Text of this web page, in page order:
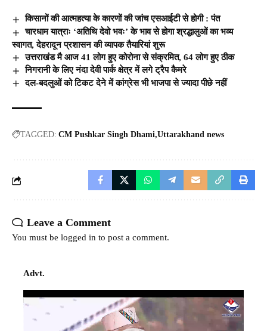
किसानों की आत्महत्या के कारणों की जांच एसआईटी से होगी : पंत
चारधाम यात्राः ‘अतिथि देवो भवः’ के भाव से होगा श्रद्धालुओं का भव्य
स्वागत, देहरादून प्रशासन की व्यापक तैयारियां शुरू
उत्तराखंड मै आज 41 लोग हुए कोरोना से संक्रमित, 64 लोग हुए ठीक
निगरानी के लिए नंदा देवी पार्क क्षेत्र में लगे ट्रैप कैमरे
दल-बदलुओं को टिकट देने में कांग्रेस भी भाजपा से ज्यादा पीछे नहीं
TAGGED: CM Pushkar Singh Dhami Uttarakhand news
Leave a Comment
You must be logged in to post a comment.
Advt.
Video